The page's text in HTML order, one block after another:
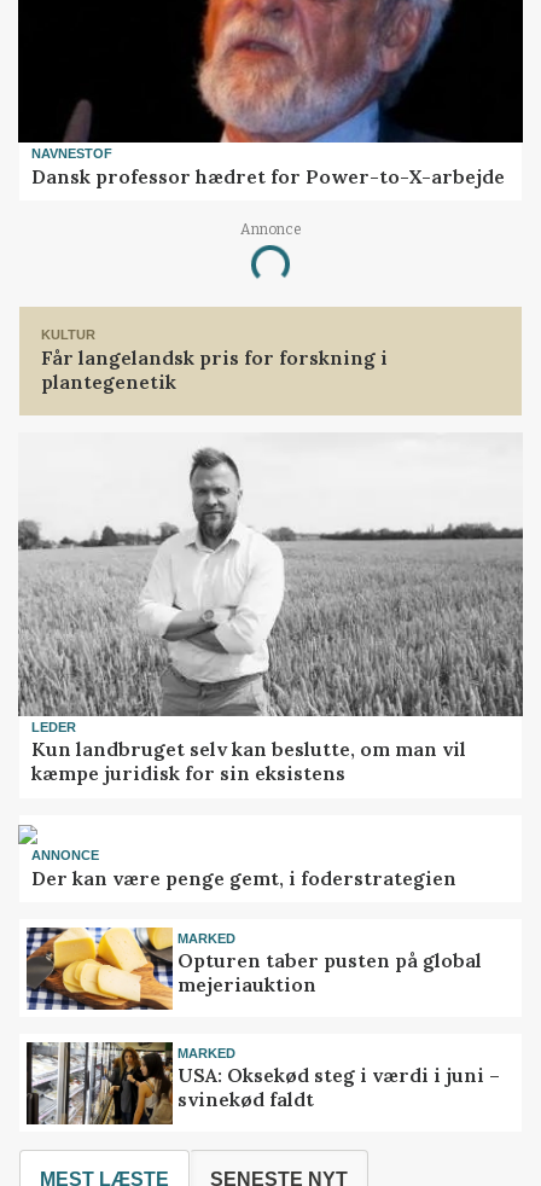
NAVNESTOF
Dansk professor hædret for Power-to-X-arbejde
Annonce
Loading...
KULTUR
Får langelandsk pris for forskning i
plantegenetik
LEDER
Kun landbruget selv kan beslutte, om man vil
kæmpe juridisk for sin eksistens
ANNONCE
Der kan være penge gemt, i foderstrategien
MARKED
Opturen taber pusten på global
mejeriauktion
MARKED
USA: Oksekød steg i værdi i juni –
svinekød faldt
MEST LÆSTE SENESTE NYT